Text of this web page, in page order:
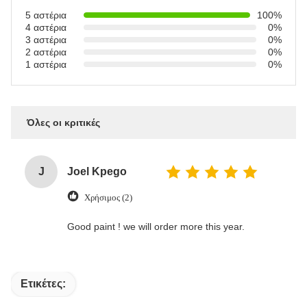
5 αστέρια
100%
4 αστέρια
0%
3 αστέρια
0%
2 αστέρια
0%
1 αστέρια
0%
Όλες οι κριτικές
J Joel Kpego
Χρήσιμος (2)
Good paint ! we will order more this year.
Ετικέτες: